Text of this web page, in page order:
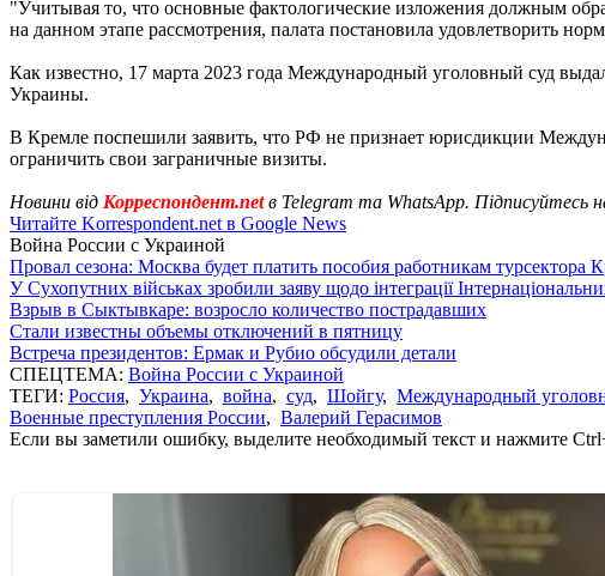
"Учитывая то, что основные фактологические изложения должным
на данном этапе рассмотрения, палата постановила удовлетворить
Как известно, 17 марта 2023 года Международный уголовный суд
Украины.
В Кремле поспешили заявить, что РФ не признает юрисдикции
ограничить свои заграничные визиты.
Новини від Корреспондент.netв Telegram та WhatsApp. Підписуйтесь
Читайте Korrespondent.net в Google News
Война России с Украиной
Провал сезона: Москва будет платить пособия работникам турсектора
У Сухопутних військах зробили заяву щодо інтеграції
Взрыв в Сыктывкаре: возросло количество пострадавших
Стали известны объемы отключений в пятницу
Встреча президентов: Ермак и Рубио обсудили детали
СПЕЦТЕМА: Война России с Украиной
ТЕГИ: Россия, Украина, война, суд, Шойгу, Международный
Военные преступления России, Валерий Герасимов
Если вы заметили ошибку, выделите необходимый текст и нажмите